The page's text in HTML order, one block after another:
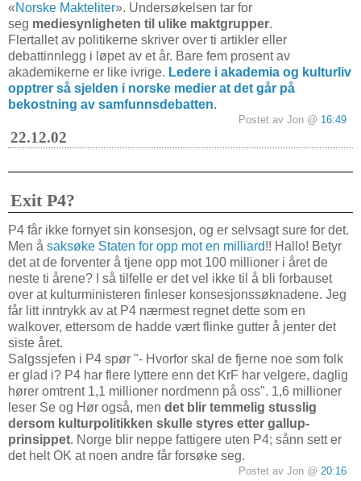
«Norske Makteliter». Undersøkelsen tar for
seg mediesynligheten til ulike maktgrupper.
Flertallet av politikerne skriver over ti artikler eller
debattinnlegg i løpet av et år. Bare fem prosent av
akademikerne er like ivrige. Ledere i akademia og kulturliv
opptrer så sjelden i norske medier at det går på
bekostning av samfunnsdebatten.
Postet av Jon @ 16:49
22.12.02
Exit P4?
P4 får ikke fornyet sin konsesjon, og er selvsagt sure for det.
Men å saksøke Staten for opp mot en milliard!! Hallo! Betyr
det at de forventer å tjene opp mot 100 millioner i året de
neste ti årene? I så tilfelle er det vel ikke til å bli forbauset
over at kulturministeren finleser konsesjonssøknadene. Jeg
får litt inntrykk av at P4 nærmest regnet dette som en
walkover, ettersom de hadde vært flinke gutter å jenter det
siste året.
Salgssjefen i P4 spør "- Hvorfor skal de fjerne noe som folk
er glad i? P4 har flere lyttere enn det KrF har velgere, daglig
hører omtrent 1,1 millioner nordmenn på oss". 1,6 millioner
leser Se og Hør også, men det blir temmelig stusslig
dersom kulturpolitikken skulle styres etter gallup-
prinsippet. Norge blir neppe fattigere uten P4; sånn sett er
det helt OK at noen andre får forsøke seg.
Postet av Jon @ 20:16